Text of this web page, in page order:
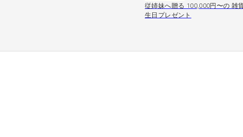
従姉妹へ贈る 100,000円〜の 雑
生日プレゼント